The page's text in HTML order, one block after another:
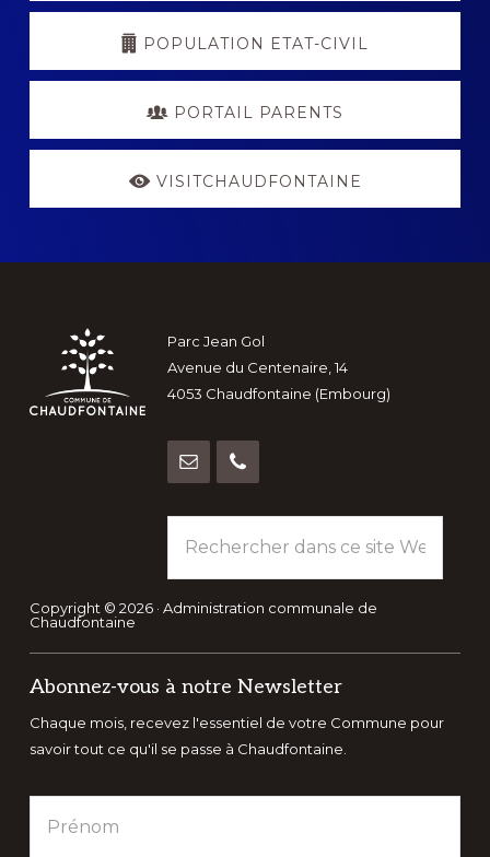
POPULATION ETAT-CIVIL
PORTAIL PARENTS
VISITCHAUDFONTAINE
Footer
Parc Jean Gol
Avenue du Centenaire, 14
4053 Chaudfontaine (Embourg)
dans
ce
site
Copyright © 2026 · Administration communale de
Chaudfontaine
Abonnez-vous à notre Newsletter
Chaque mois, recevez l'essentiel de votre Commune pour
savoir tout ce qu'il se passe à Chaudfontaine.